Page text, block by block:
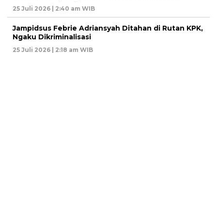
25 Juli 2026 | 2:40 am WIB
Jampidsus Febrie Adriansyah Ditahan di Rutan KPK,
Ngaku Dikriminalisasi
25 Juli 2026 | 2:18 am WIB